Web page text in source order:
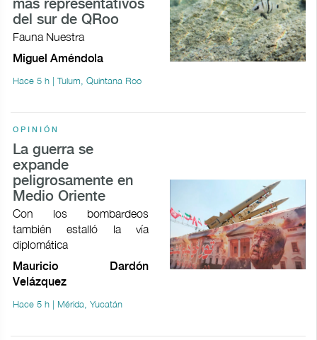
más representativos
del sur de QRoo
Fauna Nuestra
Miguel Améndola
Hace 5 h | Tulum, Quintana Roo
OPINIÓN
La guerra se
expande
peligrosamente en
Medio Oriente
Con los bombardeos
también estalló la vía
diplomática
Mauricio Dardón
Velázquez
Hace 5 h | Mérida, Yucatán